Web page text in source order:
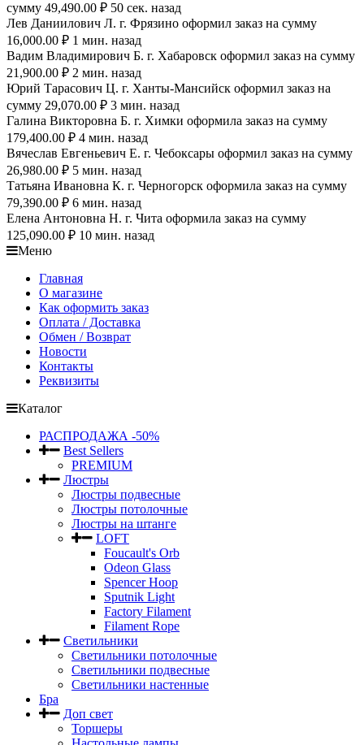
сумму 49,490.00 ₽ 50 сек. назад
Лев Даниилович Л. г. Фрязино оформил заказ на сумму
16,000.00 ₽ 1 мин. назад
Вадим Владимирович Б. г. Хабаровск оформил заказ на сумму
21,900.00 ₽ 2 мин. назад
Юрий Тарасович Ц. г. Ханты-Мансийск оформил заказ на
сумму 29,070.00 ₽ 3 мин. назад
Галина Викторовна Б. г. Химки оформила заказ на сумму
179,400.00 ₽ 4 мин. назад
Вячеслав Евгеньевич Е. г. Чебоксары оформил заказ на сумму
26,980.00 ₽ 5 мин. назад
Татьяна Ивановна К. г. Черногорск оформила заказ на сумму
79,390.00 ₽ 6 мин. назад
Елена Антоновна Н. г. Чита оформила заказ на сумму
125,090.00 ₽ 10 мин. назад
Меню
Главная
О магазине
Как оформить заказ
Оплата / Доставка
Обмен / Возврат
Новости
Контакты
Реквизиты
Каталог
РАСПРОДАЖА -50%
Best Sellers
PREMIUM
Люстры
Люстры подвесные
Люстры потолочные
Люстры на штанге
LOFT
Foucault's Orb
Odeon Glass
Spencer Hoop
Sputnik Light
Factory Filament
Filament Rope
Светильники
Светильники потолочные
Светильники подвесные
Светильники настенные
Бра
Доп свет
Торшеры